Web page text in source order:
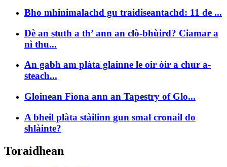
Bho mhinimalachd gu traidiseantachd: 11 de ...
Dè an stuth a th’ ann an clò-bhùird? Ciamar a
nì thu...
An gabh am plàta glainne le oir òir a chur a-
steach...
Gloinean Fìona ann an Tapestry of Glo...
A bheil plàta stàilinn gun smal cronail do
shlàinte?
Toraidhean